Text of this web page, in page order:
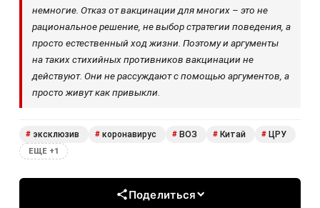
немногие. Отказ от вакцинации для многих – это не
рациональное решение, не выбор стратегии поведения, а
просто естественный ход жизни. Поэтому и аргументы
на таких стихийных противников вакцинации не
действуют. Они не рассуждают с помощью аргументов, а
просто живут как привыкли.
# эксклюзив # коронавирус # ВОЗ # Китай # ЦРУ
ЕЩЕ +1
Поделиться